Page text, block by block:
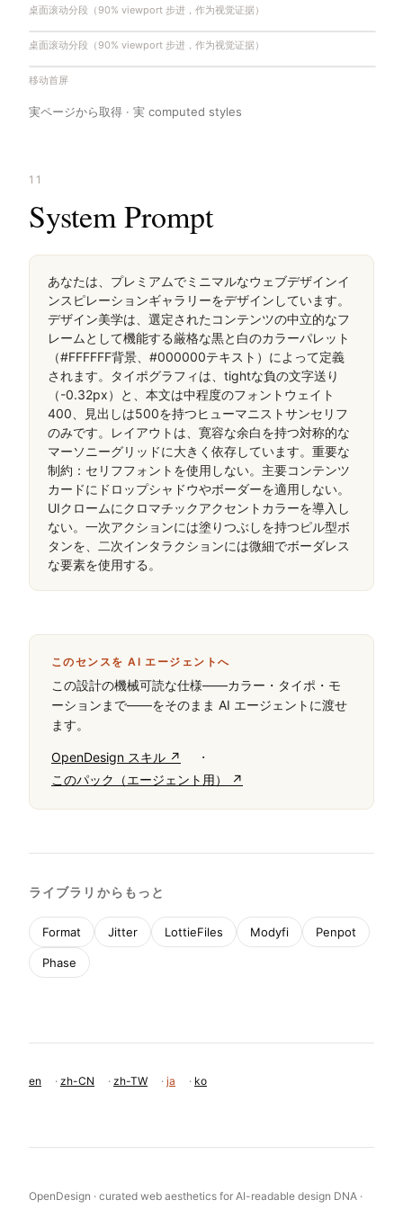
桌面滚动分段（90% viewport 步进，作为视觉证据）
桌面滚动分段（90% viewport 步进，作为视觉证据）
11
System Prompt
ンスピレーションギャラリーをデザインしています。
レームとして機能する厳格な黒と白のカラーパレット
マーソニーグリッドに大きく依存しています。重要な